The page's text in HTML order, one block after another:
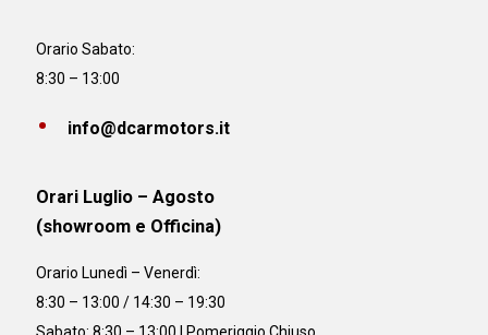
Orario Sabato:
8:30 – 13:00
info@dcarmotors.it
Orari Luglio – Agosto
(showroom e Officina)
Orario Lunedì – Venerdì:
8:30 – 13:00 / 14:30 – 19:30